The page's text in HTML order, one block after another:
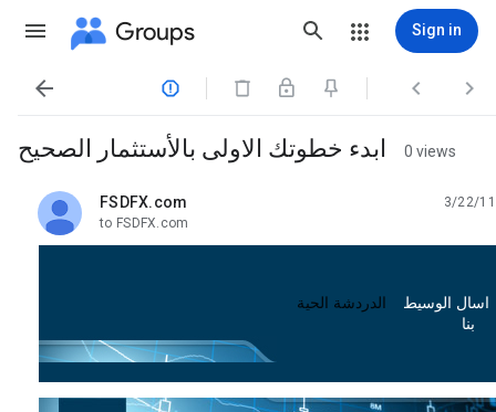
Groups Sign in
   
ابدء خطوتك الاولى بالأستثمار الصحيح 0 views
FSDFX.com
unread,
3/22/11
to FSDFX.com
الدردشة الحية
اسال الوسيط
بنا